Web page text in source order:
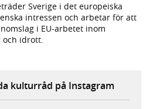
Sverige i det europeiska
intressen och arbetar för att
i EU-arbetet inom
och idrott.
kulturråd på Instagram